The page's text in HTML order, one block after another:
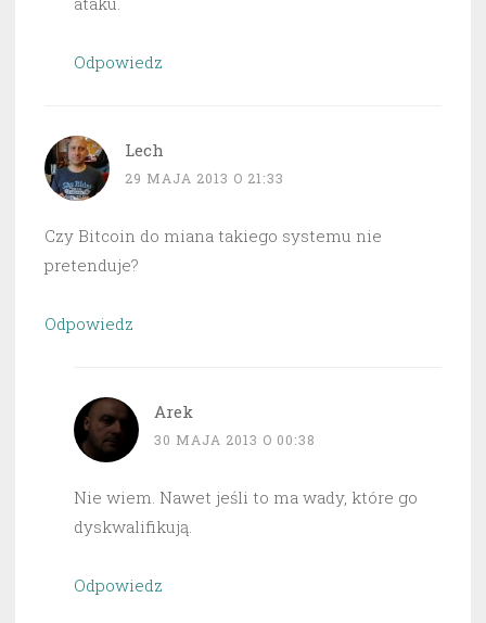
Odpowiedz
Lech
29 MAJA 2013 O 21:33
Czy Bitcoin do miana takiego systemu nie
pretenduje?
Odpowiedz
Arek
30 MAJA 2013 O 00:38
Nie wiem. Nawet jeśli to ma wady, które go
dyskwalifikują.
Odpowiedz